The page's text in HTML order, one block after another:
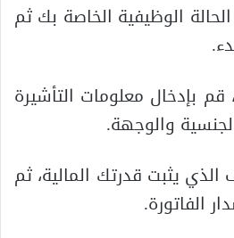
الوظيفية الخاصة بك ثم
قم بإدخال معلومات التأشيرة
والوجهة.
الذي يثبت قدرتك المالية، ثم
الفاتورة.